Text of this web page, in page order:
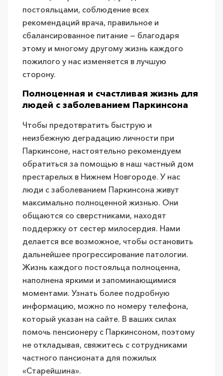
постояльцами, соблюдение всех
рекомендаций врача, правильное и
сбалансированное питание — благодаря
этому и многому другому жизнь каждого
пожилого у нас изменяется в лучшую
сторону.
Полноценная и счастливая жизнь для
людей с заболеванием Паркинсона
Чтобы предотвратить быструю и
неизбежную деградацию личности при
Паркинсоне, настоятельно рекомендуем
обратиться за помощью в наш частный дом
престарелых в Нижнем Новгороде. У нас
люди с заболеванием Паркинсона живут
максимально полноценной жизнью. Они
общаются со сверстниками, находят
поддержку от сестер милосердия. Нами
делается все возможное, чтобы остановить
дальнейшее прогрессирование патологии.
Жизнь каждого постояльца полноценна,
наполнена яркими и запоминающимися
моментами. Узнать более подробную
информацию, можно по номеру телефона,
который указан на сайте. В ваших силах
помочь пенсионеру с Паркинсоном, поэтому
не откладывая, свяжитесь с сотрудниками
частного пансионата для пожилых
«Старейшина».